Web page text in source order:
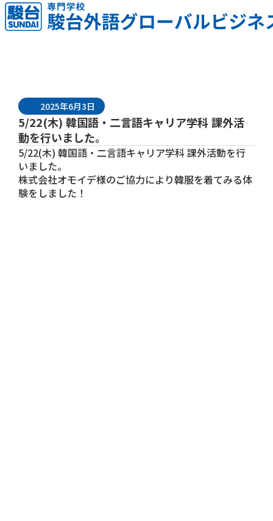
2025年6月3日
5/22(木) 韓国語・二言語キャリア学科 課外活
動を行いました。
5/22(木) 韓国語・二言語キャリア学科 課外活動を行
いました。
株式会社オモイデ様のご協力により韓服を着てみる体
験をしました！